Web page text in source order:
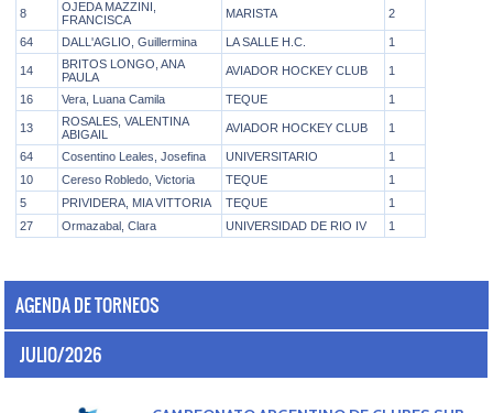
AGENDA DE TORNEOS
JULIO/2026